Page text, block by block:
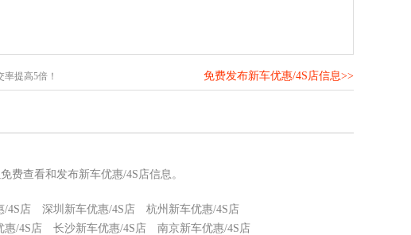
提高5倍！ 免费发布新车优惠/4S店信息>>
费查看和发布新车优惠/4S店信息。
/4S店 深圳新车优惠/4S店
杭州新车优惠/4S店
惠/4S店 长沙新车优惠/4S店
南京新车优惠/4S店